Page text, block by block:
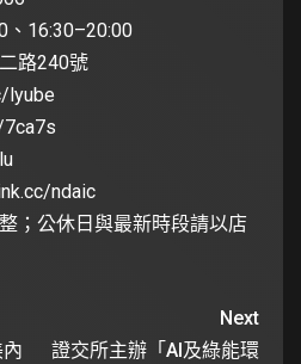
、16:30–20:00
路240號
lyube
ndaic
；公休日與最新時段請以店
Next
證交所主辦「AI及綠能環